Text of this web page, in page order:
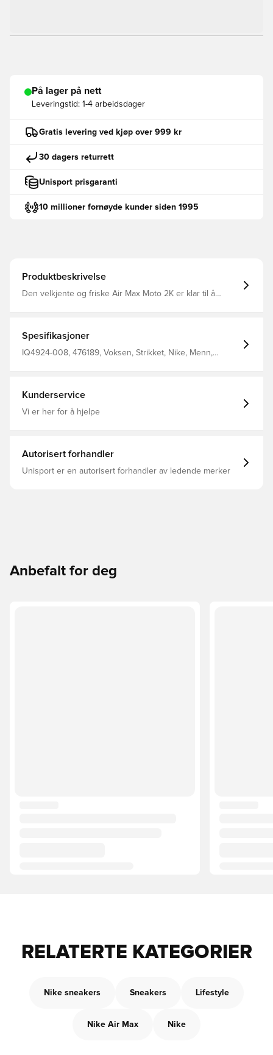
På lager på nett
Leveringstid: 1-4 arbeidsdager
Gratis levering ved kjøp over 999 kr
30 dagers returrett
Unisport prisgaranti
10 millioner fornøyde kunder siden 1995
Produktbeskrivelse
Den velkjente og friske Air Max Moto 2K er klar til å
Spesifikasjoner
IQ4924-008, 476189, Voksen, Strikket, Nike, Menn,
Kunderservice
Vi er her for å hjelpe
Autorisert forhandler
Unisport er en autorisert forhandler av ledende merker
Anbefalt for deg
RELATERTE KATEGORIER
Nike sneakers Sneakers Lifestyle
Nike Air Max Nike